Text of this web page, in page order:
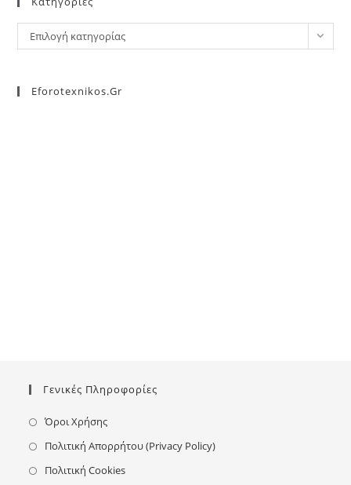
Επιλογή κατηγορίας
Eforotexnikos.gr
Γενικές Πληροφορίες
Όροι Χρήσης
Πολιτική Απορρήτου (Privacy Policy)
Πολιτική Cookies